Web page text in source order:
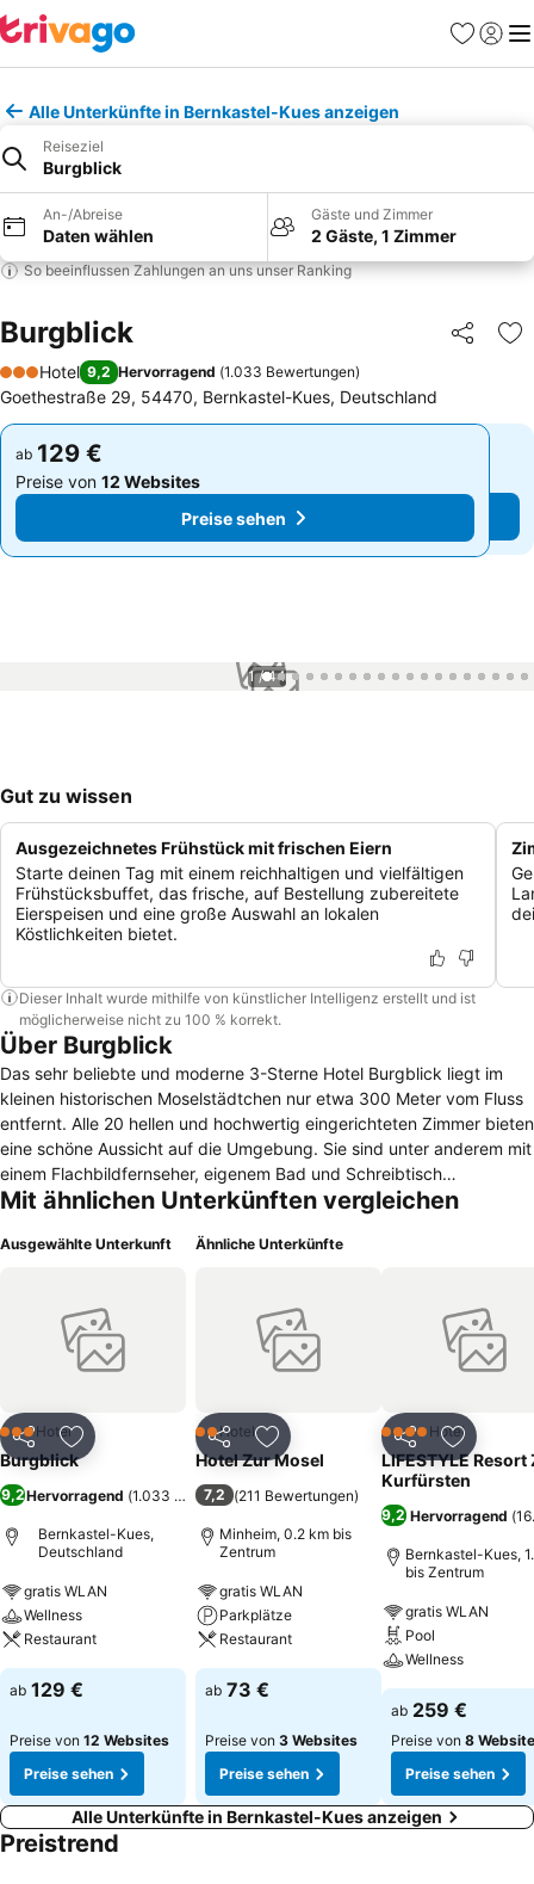
Favoriten
Alle Unterkünfte in Bernkastel-Kues anzeigen
Reiseziel
Burgblick
An-/Abreise
Daten wählen
Gäste und Zimmer
2 Gäste, 1 Zimmer
So beeinflussen Zahlungen an uns unser Ranking
Burgblick Teilen
3 Sterne
Hotel 9,2 Hervorragend (1.033 Bewertungen)
Goethestraße 29, 54470, Bernkastel-Kues, Deutschland
ab 129 €
Preise von 12 Websites
Preise sehen
ab 129 €
Preise von 12 Websites
Preise sehen
1 / 44
Gut zu wissen
Ausgezeichnetes Frühstück mit frischen Eiern
Starte deinen Tag mit einem reichhaltigen und vielfältigen
Frühstücksbuffet, das frische, auf Bestellung zubereitete
Eierspeisen und eine große Auswahl an lokalen
Köstlichkeiten bietet.
Dieser Inhalt wurde mithilfe von künstlicher Intelligenz erstellt und ist
möglicherweise nicht zu 100 % korrekt.
Über Burgblick
Das sehr beliebte und moderne 3-Sterne Hotel Burgblick liegt im
kleinen historischen Moselstädtchen nur etwa 300 Meter vom Fluss
entfernt. Alle 20 hellen und hochwertig eingerichteten Zimmer bieten
eine schöne Aussicht auf die Umgebung. Sie sind unter anderem mit
einem Flachbildfernseher, eigenem Bad und Schreibtisch
ausgestattet. Internetzugang ist kostenlos. Das Hotel Burgblick
am Hotel ausgeliehen werden. Auch Tickets für Schiffstouren,
wird ein reichhaltiges und abwechslungsreiches Frühstücksbuffet
angeboten. Das Restaurant Ochs serviert regionale und saisonale
Spezialitäten aus hochwertigen Produkten der Umgebung und die
Moselweine an. Radfahrer, Jogger und Wanderer nutzen das Hotel
als Ausgangspunkt für sportliche Touren durch die Landschaft der
Mittelmosel. Spaziergänge durch das mittelalterliche Zentrum und
zur Burg Landshut sind besonders beliebt. Trier liegt nur etwa 50
Kilometer entfernt.
Mit ähnlichen Unterkünften vergleichen
Ausgewählte Unterkunft
Teilen Zu Favoriten hinzufügen
3 SterneHotel
Burgblick
9,2Hervorragend (1.033 Bewertungen )
Bernkastel-Kues,
Deutschland
gratis WLAN
Wellness
Restaurant
ab 129 €
Preise von 12 Websites
Preise sehen
Ähnliche Unterkünfte
Teilen Zu Favoriten hinzufügen
2 Sterne
Hotel
Hotel Zur Mosel
7,2 (211 Bewertungen)
Minheim, 0.2 km bis
Zentrum
gratis WLAN
Parkplätze
Restaurant
ab 73 €
Preise von 3 Websites
Preise sehen
Teilen Zu
4 SterneHotel
LIFESTYLE Resort
Kurfürsten
9,2 Hervorragend (
Bernkastel-Kues,
bis Zentrum
gratis WLAN
Pool
Wellness
ab 259 €
Preise von 8
Preise sehen
Alle Unterkünfte in Bernkastel-Kues anzeigen
Preistrend